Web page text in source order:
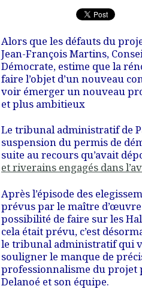
Alors que les défauts du
Jean-François Martins,
Démocrate, estime que la
faire l’objet d’un nouveau
voir émerger un nouveau
et plus ambitieux
Le tribunal administratif de
suspension du permis de
suite au recours qu’avait
et riverains engagés dans
Après l’épisode des
prévus par le maître
possibilité de faire sur les
cela était prévu, c’est
le tribunal administratif qui
souligner le manque de
professionnalisme du projet
Delanoé et son équipe.